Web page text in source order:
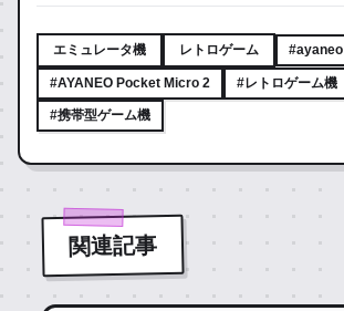
エミュレータ機 レトロゲーム #ayaneo
#AYANEO Pocket Micro 2 #レトロゲーム機
#携帯型ゲーム機
関連記事